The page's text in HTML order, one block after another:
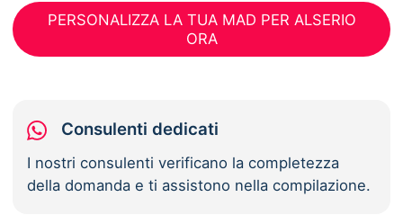
PERSONALIZZA LA TUA MAD PER ALSERIO
ORA
Consulenti dedicati
I nostri consulenti verificano la completezza
della domanda e ti assistono nella compilazione.